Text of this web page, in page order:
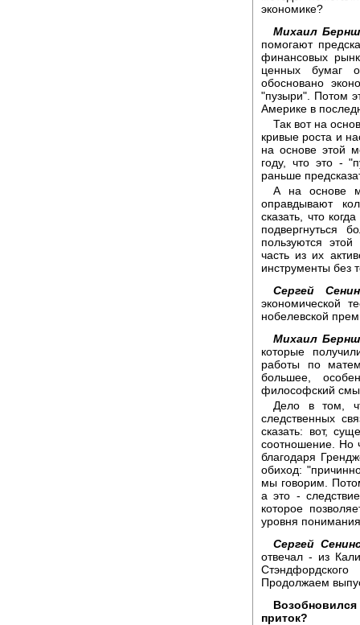
экономике?
Михаил
помогают
финансовых
ценных бумаг
обосновано
"пузыри". Потом
Америке в
Так вот на
кривые роста и
на основе этой
году, что это -
раньше
А на основе
оправдывают
сказать, что
подвергнуться
пользуются
часть из их
инструменты без
Сергей
экономической
нобелевской
Михаил
которые
работы по
большее,
философский
Дело в том,
следственных
сказать: вот,
соотношение. Но
благодаря
обиход:
мы говорим.
а это -
которое
уровня
Сергей
отвечал - из
Продолжаем
приток?